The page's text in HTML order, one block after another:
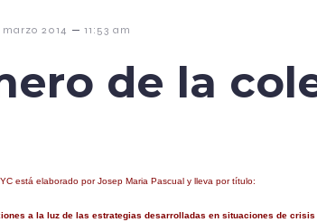
marzo 2014 – 11:53 am
de la
está elaborado por Josep Maria Pascual y lleva por título:
a la luz de las estrategias desarrolladas en situaciones de